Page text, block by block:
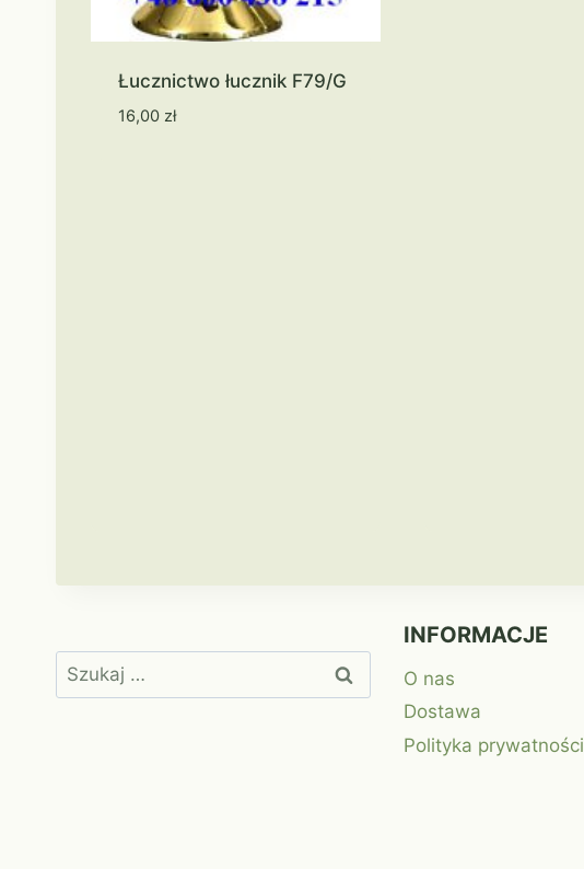
Łucznictwo łucznik F79/G
16,00 zł
Szukaj:
INFORMACJE
O nas
Dostawa
Polityka prywatności